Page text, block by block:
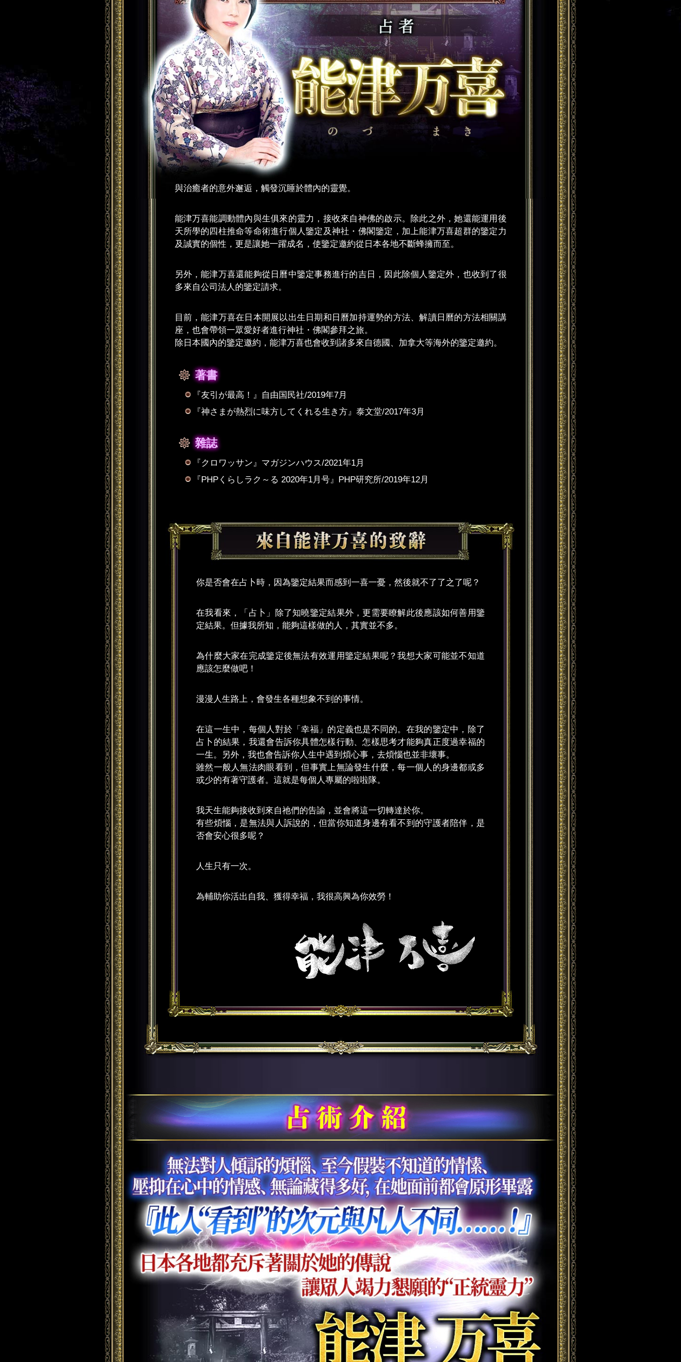
與治癒者的意外邂逅，觸發沉睡於體內的靈覺。
能津万喜能調動體內與生俱來的靈力，接收來自神佛的啟示。除此之外，她還能運用後
天所學的四柱推命等命術進行個人鑒定及神社・佛閣鑒定，加上能津万喜超群的鑒定力
及誠實的個性，更是讓她一躍成名，使鑒定邀約從日本各地不斷蜂擁而至。
另外，能津万喜還能夠從日曆中鑒定事務進行的吉日，因此除個人鑒定外，也收到了很
多來自公司法人的鑒定請求。
目前，能津万喜在日本開展以出生日期和日曆加持運勢的方法、解讀日曆的方法相關講
座，也會帶領一眾愛好者進行神社・佛閣參拜之旅。
除日本國內的鑒定邀約，能津万喜也會收到諸多來自德國、加拿大等海外的鑒定邀約。
著書
『友引が最高！』自由国民社/2019年7月
『神さまが熱烈に味方してくれる生き方』泰文堂/2017年3月
雜誌
『クロワッサン』マガジンハウス/2021年1月
『PHPくらしラク～る 2020年1月号』PHP研究所/2019年12月
你是否會在占卜時，因為鑒定結果而感到一喜一憂，然後就不了了之了呢？
在我看來，「占卜」除了知曉鑒定結果外，更需要瞭解此後應該如何善用鑒
定結果。但據我所知，能夠這樣做的人，其實並不多。
為什麼大家在完成鑒定後無法有效運用鑒定結果呢？我想大家可能並不知道
應該怎麼做吧！
漫漫人生路上，會發生各種想象不到的事情。
在這一生中，每個人對於「幸福」的定義也是不同的。在我的鑒定中，除了
占卜的結果，我還會告訴你具體怎樣行動、怎樣思考才能夠真正度過幸福的
一生。另外，我也會告訴你人生中遇到煩心事，去煩惱也並非壞事。
雖然一般人無法肉眼看到，但事實上無論發生什麼，每一個人的身邊都或多
或少的有著守護者。這就是每個人專屬的啦啦隊。
我天生能夠接收到來自祂們的告諭，並會將這一切轉達於你。
有些煩惱，是無法與人訴說的，但當你知道身邊有看不到的守護者陪伴，是
否會安心很多呢？
人生只有一次。
為輔助你活出自我、獲得幸福，我很高興為你效勞！